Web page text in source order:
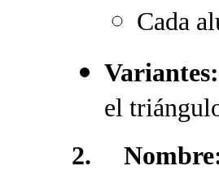
Cada
Variantes:
el
2.